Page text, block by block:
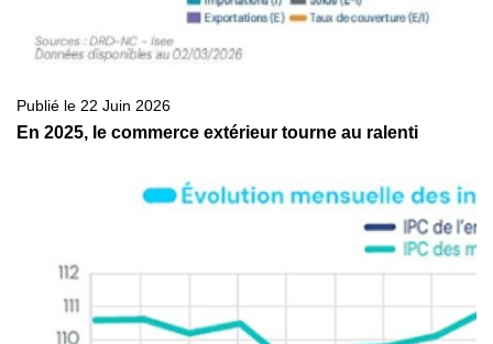
Publié le 22 Juin 2026
En 2025, le commerce extérieur tourne au ralenti